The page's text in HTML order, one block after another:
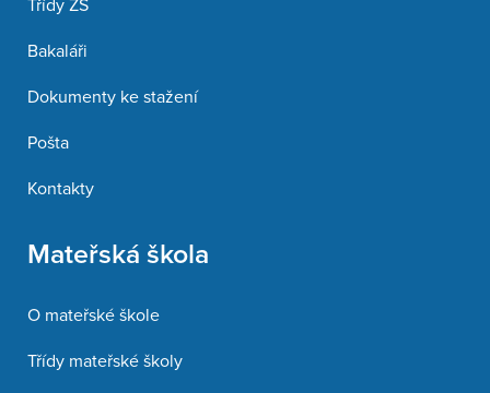
Bakaláři
Dokumenty ke stažení
Pošta
Kontakty
Mateřská škola
O mateřské škole
Třídy mateřské školy